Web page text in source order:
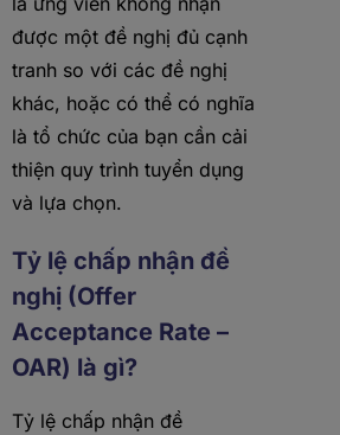
được một đề nghị đủ cạnh
tranh so với các đề nghị
khác, hoặc có thể có nghĩa
là tổ chức của bạn cần cải
thiện quy trình tuyển dụng
và lựa chọn.
Tỷ lệ chấp nhận đề
nghị (Offer
Acceptance Rate –
OAR) là gì?
Tỷ lệ chấp nhận đề